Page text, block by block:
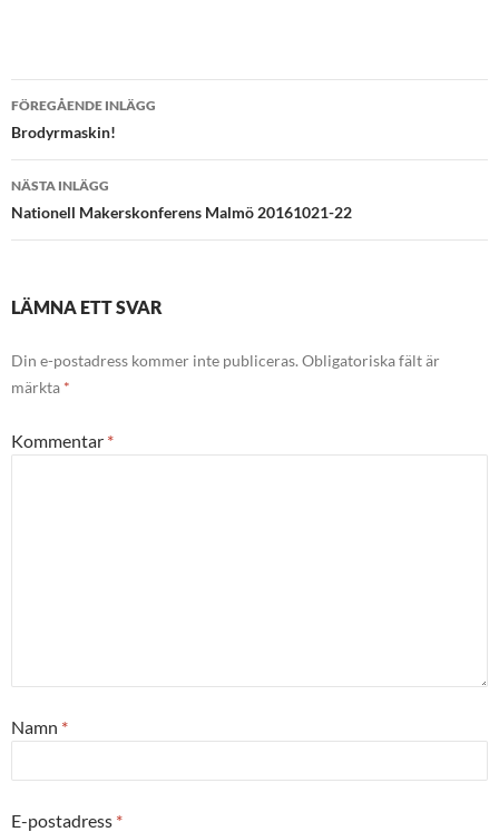
Inläggsnavigering
FÖREGÅENDE INLÄGG
Brodyrmaskin!
NÄSTA INLÄGG
Nationell Makerskonferens Malmö 20161021-22
LÄMNA ETT SVAR
Din e-postadress kommer inte publiceras. Obligatoriska fält är
märkta *
Kommentar *
Namn *
E-postadress *